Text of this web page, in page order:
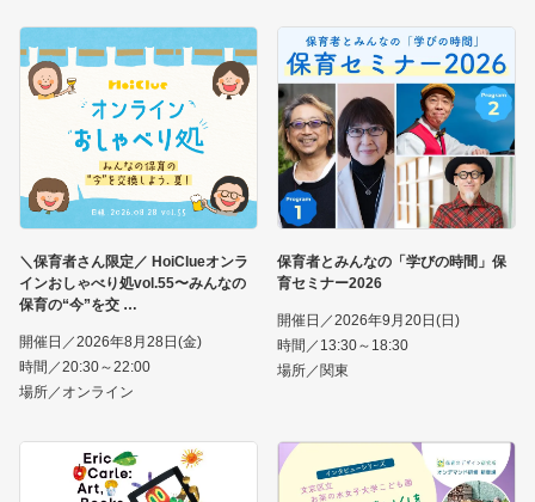
＼保育者さん限定／ HoiClueオンラ
インおしゃべり処vol.55〜みんなの
保育の“今”を交
開催日／2026年8月28日(金)
時間／20:30～22:00
場所／オンライン
保育者とみんなの「学びの時間」保
育セミナー2026
開催日／2026年9月20日(日)
時間／13:30～18:30
場所／関東